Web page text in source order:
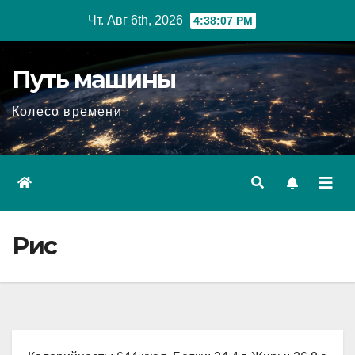
Чт. Авг 6th, 2026 4:38:08 PM
Путь машины
Колесо времени
Рис